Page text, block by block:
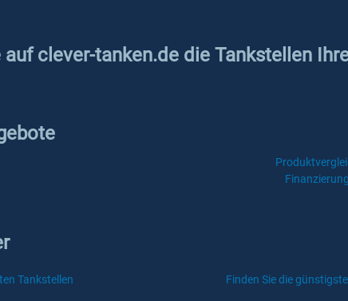
auf clever-tanken.de die Tankstellen
Finanzierung
Tankstellen Finden Sie die